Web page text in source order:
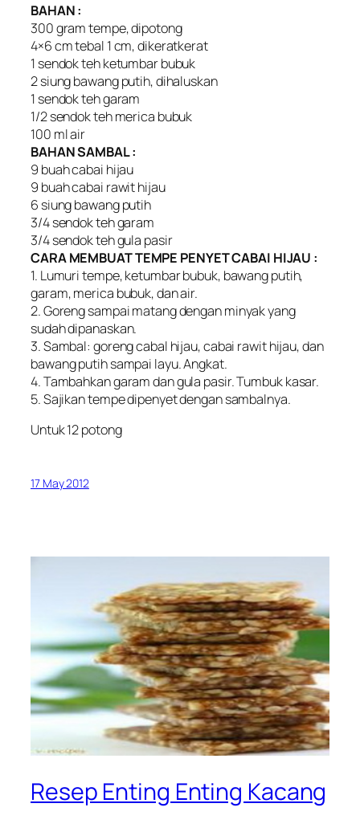
BAHAN :
300 gram tempe, dipotong
4×6 cm tebal 1 cm, dikeratkerat
1 sendok teh ketumbar bubuk
2 siung bawang putih, dihaluskan
1 sendok teh garam
1/2 sendok teh merica bubuk
100 ml air
BAHAN SAMBAL :
9 buah cabai hijau
9 buah cabai rawit hijau
6 siung bawang putih
3/4 sendok teh garam
3/4 sendok teh gula pasir
CARA MEMBUAT TEMPE PENYET CABAI HIJAU :
1. Lumuri tempe, ketumbar bubuk, bawang putih,
garam, merica bubuk, dan air.
2. Goreng sampai matang dengan minyak yang
sudah dipanaskan.
3. Sambal: goreng cabal hijau, cabai rawit hijau, dan
bawang putih sampai layu. Angkat.
4. Tambahkan garam dan gula pasir. Tumbuk kasar.
5. Sajikan tempe dipenyet dengan sambalnya.
Untuk 12 potong
17 May 2012
Resep Enting Enting Kacang